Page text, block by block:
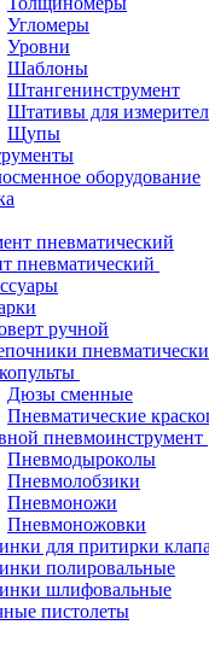
Угломеры
Уровни
Шаблоны
Штангенинструмент
Штативы для
Щупы
оборудование
пневматический
ручной
Дюзы сменные
Пневматические
пневмоинструмент
Пневмодыроколы
Пневмолобзики
Пневмоножи
Пневмоножовки
для притирки
полировальные
шлифовальные
пистолеты